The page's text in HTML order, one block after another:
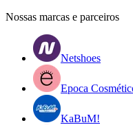
Nossas marcas e parceiros
Netshoes
Epoca
KaBuM!